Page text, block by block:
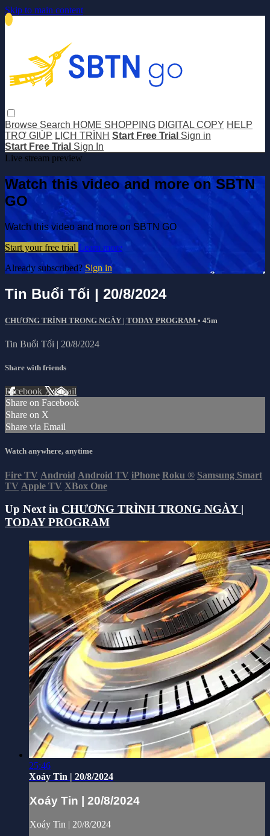
Skip to main content
Browse Search HOME SHOPPING DIGITAL COPY HELP
TRỢ GIÚP LỊCH TRÌNH Start Free Trial Sign in
Start Free Trial Sign In
Live stream preview
Watch this video and more on SBTN
GO
Watch this video and more on SBTN GO
Start your free trial Learn more
Already subscribed? Sign in
Tin Buổi Tối | 20/8/2024
CHƯƠNG TRÌNH TRONG NGÀY | TODAY PROGRAM • 45m
Tin Buổi Tối | 20/8/2024
Share with friends
Facebook XEmail
Share on Facebook
Share on X
Share via Email
Watch anywhere, anytime
Fire TV Android Android TV iPhone Roku ® Samsung Smart
TV Apple TV XBox One
Up Next in CHƯƠNG TRÌNH TRONG NGÀY |
TODAY PROGRAM
25:46
Xoáy Tin | 20/8/2024
Xoáy Tin | 20/8/2024
Xoáy Tin | 20/8/2024